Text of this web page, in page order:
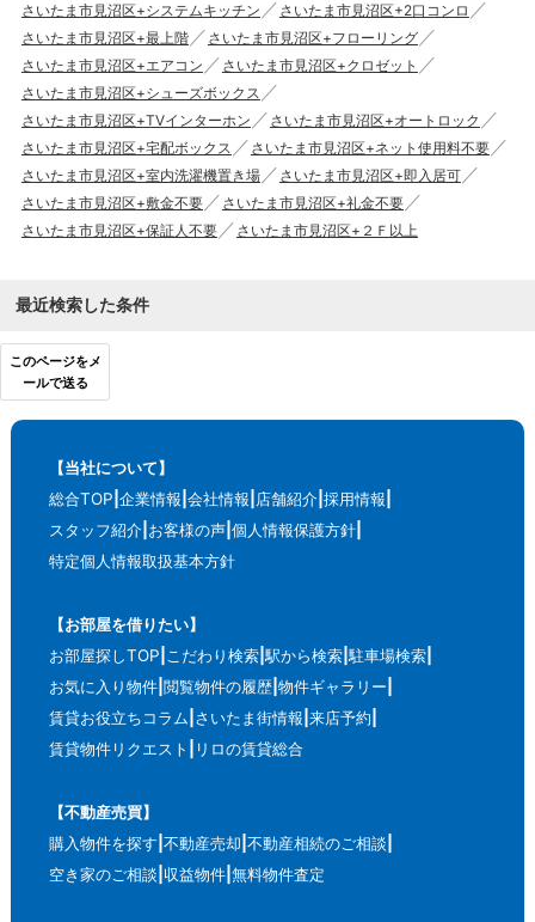
さいたま市見沼区+システムキッチン
さいたま市見沼区+2口コンロ
さいたま市見沼区+最上階
さいたま市見沼区+フローリング
さいたま市見沼区+エアコン
さいたま市見沼区+クロゼット
さいたま市見沼区+シューズボックス
さいたま市見沼区+TVインターホン
さいたま市見沼区+オートロック
さいたま市見沼区+宅配ボックス
さいたま市見沼区+ネット使用料不要
さいたま市見沼区+室内洗濯機置き場
さいたま市見沼区+即入居可
さいたま市見沼区+敷金不要
さいたま市見沼区+礼金不要
さいたま市見沼区+保証人不要
さいたま市見沼区+２Ｆ以上
最近検索した条件
このページをメ
ールで送る
【当社について】
総合TOP 企業情報 会社情報 店舗紹介 採用情報
スタッフ紹介 お客様の声 個人情報保護方針
特定個人情報取扱基本方針
【お部屋を借りたい】
お部屋探しTOP こだわり検索 駅から検索 駐車場検索
お気に入り物件 閲覧物件の履歴 物件ギャラリー
賃貸お役立ちコラム さいたま街情報 来店予約
賃貸物件リクエスト
リロの賃貸総合
【不動産売買】
購入物件を探す 不動産売却 不動産相続のご相談
空き家のご相談 収益物件 無料物件査定